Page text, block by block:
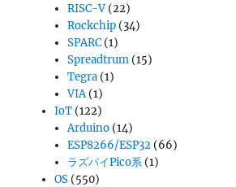
RISC-V (22)
Rockchip (34)
SPARC (1)
Spreadtrum (15)
Tegra (1)
VIA(1)
IoT (122)
Arduino (14)
ESP8266/ESP32 (66)
ラズパイPico系 (1)
OS (550)